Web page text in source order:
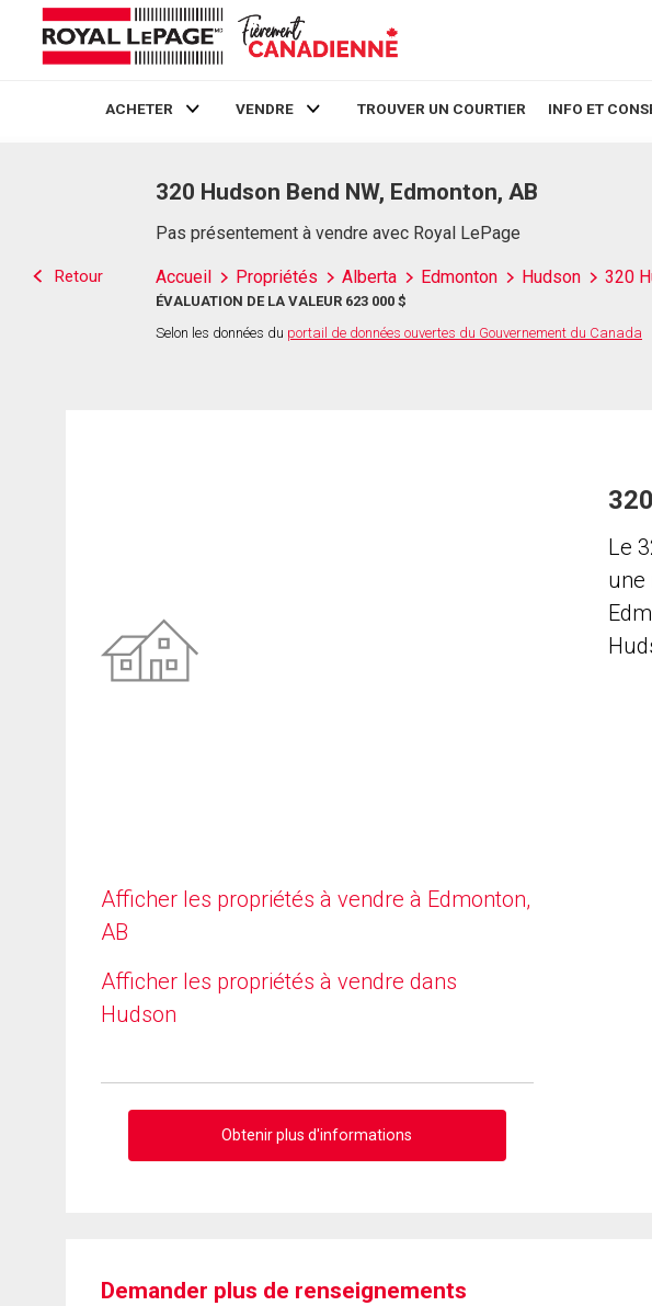
ACHETER VENDRE TROUVER UN COURTIER INFO ET
Retour
320 Hudson Bend NW, Edmonton, AB
Pas présentement à vendre avec Royal LePage
Accueil Propriétés Alberta Edmonton Hudson 320
ÉVALUATION DE LA VALEUR 623 000 $
Selon les données du portail de données ouvertes du Gouvernement du Canada
Afficher les propriétés à vendre à Edmonton,
AB
Afficher les propriétés à vendre dans
Hudson
Obtenir plus d'informations
Le
une
Demander plus de renseignements